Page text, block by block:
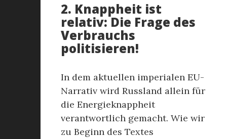
2. Knappheit ist
relativ: Die Frage des
Verbrauchs
politisieren!
In dem aktuellen imperialen EU-
Narrativ wird Russland allein für
die Energieknappheit
verantwortlich gemacht. Wie wir
zu Beginn des Textes